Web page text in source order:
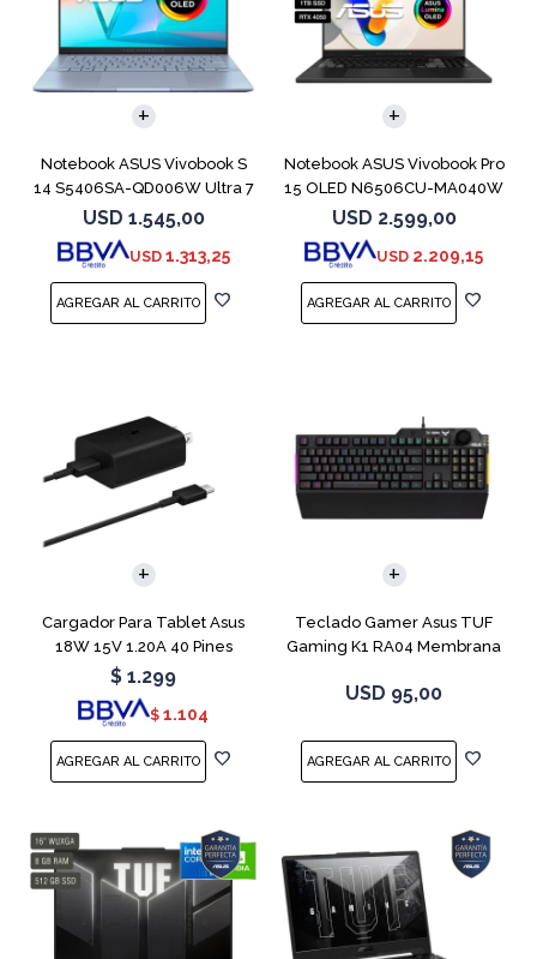
Notebook ASUS Vivobook S
14 S5406SA-QD006W Ultra 7
256V 1TB
USD 1.545,00
USD 1.313,25
Notebook ASUS Vivobook Pro
15 OLED N6506CU-MA040W
RTX 4050
USD 2.599,00
USD 2.209,15
COMPARAR
Cargador Para Tablet Asus
18W 15V 1.20A 40 Pines
$ 1.299
$ 1.104
Teclado Gamer Asus TUF
Gaming K1 RA04 Membrana
USD 95,00